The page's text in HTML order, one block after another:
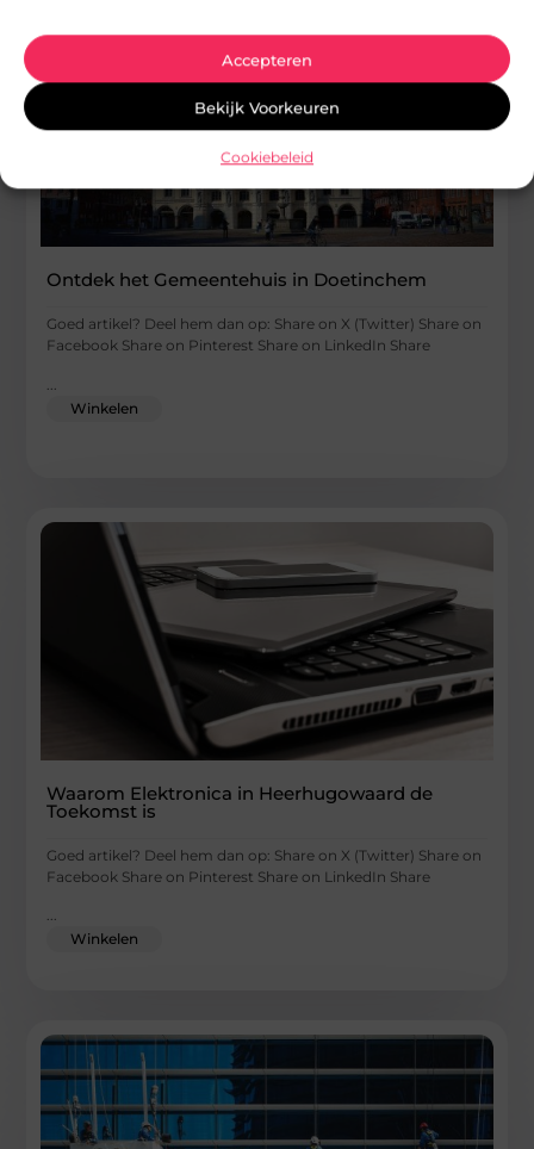
Accepteren
Bekijk Voorkeuren
Cookiebeleid
Ontdek het Gemeentehuis in Doetinchem
Goed artikel? Deel hem dan op: Share on X (Twitter) Share on
Facebook Share on Pinterest Share on LinkedIn Share
Winkelen
Waarom Elektronica in Heerhugowaard de
Toekomst is
Goed artikel? Deel hem dan op: Share on X (Twitter) Share on
Facebook Share on Pinterest Share on LinkedIn Share
...
Winkelen